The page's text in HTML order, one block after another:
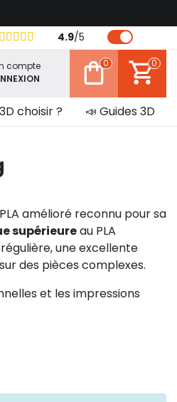
4.9/5
compte
0 0
choisir ? 📣 Guides 3D
amélioré reconnu pour sa
supérieureau PLA
une excellente
des pièces complexes.
et les impressions